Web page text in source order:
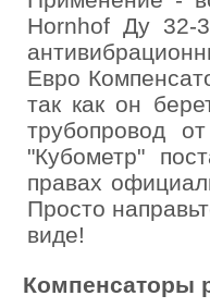
Hornhof Ду 32-
Евро
так как он
трубопровод
"Кубометр"
правах
Просто
виде!
Компенсаторы